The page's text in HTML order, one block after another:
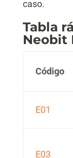
caso.
Tabla
Neobit
Código
E01
E03